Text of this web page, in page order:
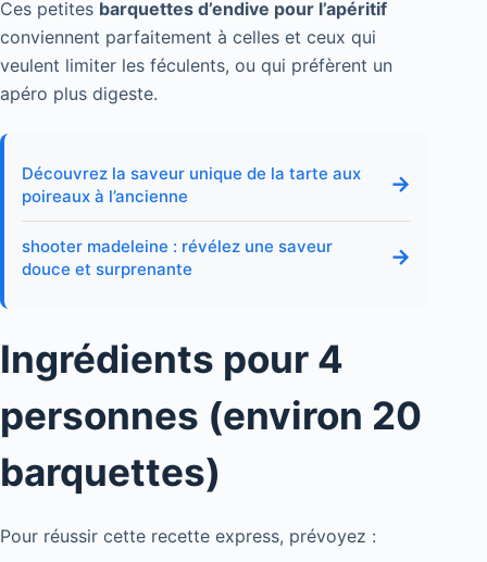
Ces petites barquettes d’endive pour l’apéritif
conviennent parfaitement à celles et ceux qui
veulent limiter les féculents, ou qui préfèrent un
apéro plus digeste.
Découvrez la saveur unique de la tarte aux
poireaux à l’ancienne
→
shooter madeleine : révélez une saveur
douce et surprenante
→
Ingrédients pour 4
personnes (environ 20
barquettes)
Pour réussir cette recette express, prévoyez :